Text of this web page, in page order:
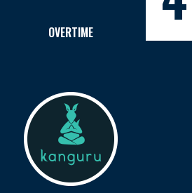
OVERTIME